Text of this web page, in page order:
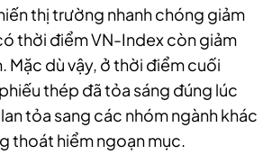
thị trường nhanh chóng giảm
thời điểm VN-Index còn giảm
Mặc dù vậy, ở thời điểm cuối
thép đã tỏa sáng đúng lúc
tỏa sang các nhóm ngành khác
thoát hiểm ngoạn mục.